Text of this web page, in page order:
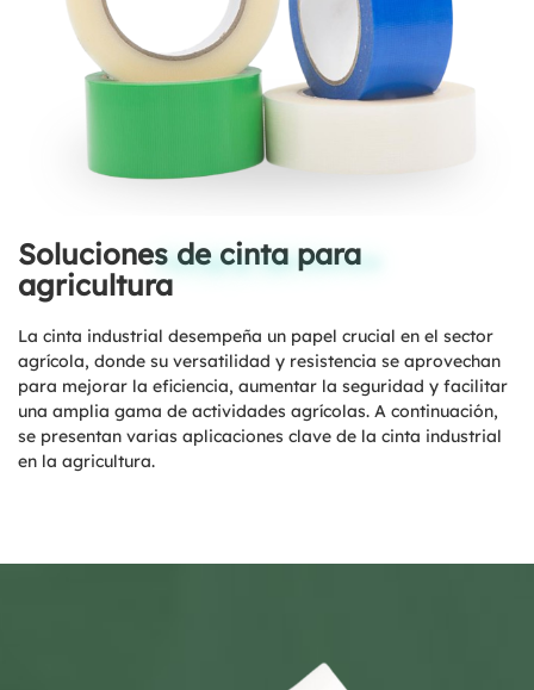
Soluciones de cinta para
agricultura
Packaging Tape Solutions
La cinta industrial desempeña un papel crucial en el sector
agrícola, donde su versatilidad y resistencia se aprovechan
para mejorar la eficiencia, aumentar la seguridad y facilitar
una amplia gama de actividades agrícolas. A continuación,
se presentan varias aplicaciones clave de la cinta industrial
en la agricultura.